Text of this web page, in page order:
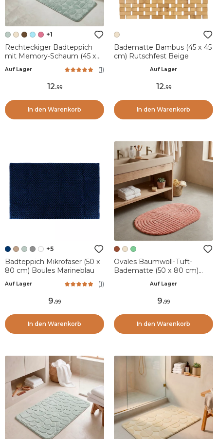
+1
Rechteckiger Badteppich
mit Memory-Schaum (45 x
Eukalyptusgrün
Auf Lager (1)
12.99
In den Warenkorb
Badematte Bambus (45 x 45
cm) Rutschfest Beige
Auf Lager
12.99
In den Warenkorb
+5
Badteppich Mikrofaser (50 x
80 cm) Boules Marineblau
Auf Lager (1)
9.99
In den Warenkorb
Ovales Baumwoll-Tuft-
Badematte (50 x 80 cm)
Auf Lager
9.99
In den Warenkorb